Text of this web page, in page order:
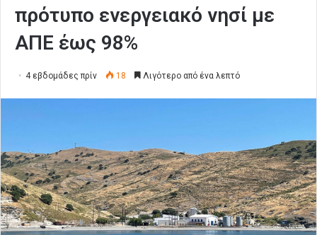
πρότυπο ενεργειακό νησί με
ΑΠΕ έως 98%
4 εβδομάδες πρίν 18 Λιγότερο από ένα λεπτό